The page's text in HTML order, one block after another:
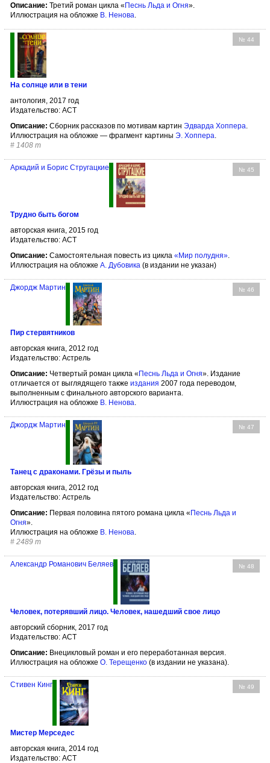
Описание: Третий роман цикла « Песнь Льда и Огня».
Иллюстрация на обложке В. Ненова.
№ 44
На солнце или в тени
антология, 2017 год
Издательство: АСТ
Описание: Сборник рассказов по мотивам картин Эдварда Хоппера.
Иллюстрация на обложке — фрагмент картины Э. Хоппера.
# 1408 т
№ 45
Аркадий и Борис Стругацкие
Трудно быть богом
авторская книга, 2015 год
Издательство: АСТ
Описание: Самостоятельная повесть из цикла «Мир полудня».
Иллюстрация на обложке А. Дубовика (в издании не указан)
№ 46
Джордж Мартин
Пир стервятников
авторская книга, 2012 год
Издательство: Астрель
Описание: Четвертый роман цикла « Песнь Льда и Огня». Издание
отличается от выглядящего также издания 2007 года переводом,
выполненным с финального авторского варианта.
Иллюстрация на обложке В. Ненова.
№ 47
Джордж Мартин
Танец с драконами. Грёзы и пыль
авторская книга, 2012 год
Издательство: Астрель
Описание: Первая половина пятого романа цикла «Песнь Льда и
Огня».
Иллюстрация на обложке В. Ненова
# 2489 т
№ 48
Александр Романович Беляев
Человек, потерявший лицо. Человек, нашедший свое лицо
авторский сборник, 2017 год
Издательство: АСТ
Описание: Внецикловый роман и его переработанная версия.
Иллюстрация на обложке О. Терещенко (в издании не указана).
№ 49
Стивен Кинг
Мистер Мерседес
авторская книга, 2014 год
Издательство: АСТ